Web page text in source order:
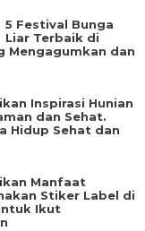
5 Festival Bunga
Liar Terbaik di
Mengagumkan dan
Inspirasi Hunian
dan Sehat.
Hidup Sehat dan
Manfaat
Stiker Label di
Ikut